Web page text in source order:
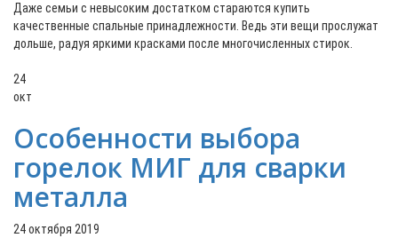
Даже семьи с невысоким достатком стараются купить
качественные спальные принадлежности. Ведь эти вещи прослужат
дольше, радуя яркими красками после многочисленных стирок.
24
окт
Особенности выбора
горелок МИГ для сварки
металла
24 октября 2019